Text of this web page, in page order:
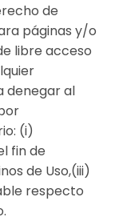
de
páginas y/o
libre acceso
denegar al
(i)
fin de
de Uso,(iii)
respecto